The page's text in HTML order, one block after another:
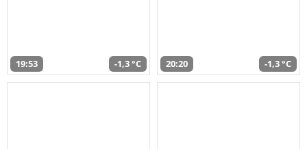
19:53 -1,3 °C 20:20 -1,3 °C